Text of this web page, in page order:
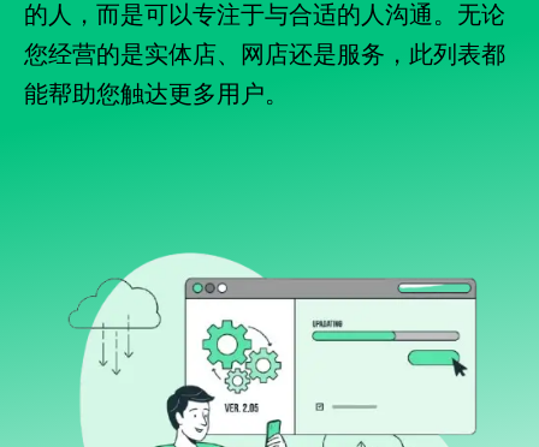
的人，而是可以专注于与合适的人沟通。无论
您经营的是实体店、网店还是服务，此列表都
能帮助您触达更多用户。